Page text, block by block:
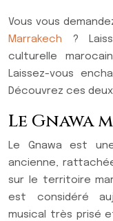
Vous vous
Marrakech ?
culturelle
Laissez-vous
Découvrez ces
Le Gnawa
Le Gnawa est
ancienne,
sur le territoire
est considéré
musical très prisé